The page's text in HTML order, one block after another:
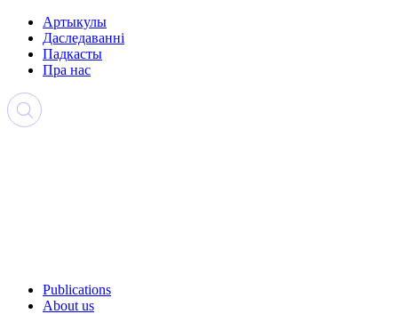
Артыкулы
Даследаванні
Падкасты
Пра нас
Publications
About us